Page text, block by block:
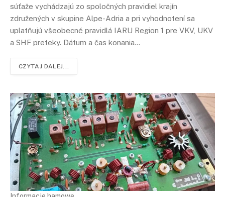
súťaže vychádzajú zo spoločných pravidiel krajín
združených v skupine Alpe-Adria a pri vyhodnotení sa
uplatňujú všeobecné pravidlá IARU Region 1 pre VKV, UKV
a SHF preteky. Dátum a čas konania…
CZYTAJ DALEJ...